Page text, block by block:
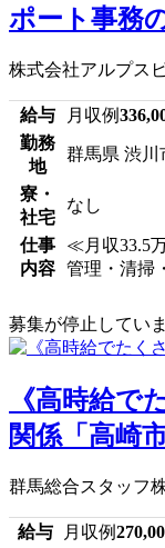
ポート事務
株式会社アルプス
給与 月収例
勤務
地
群馬県 渋川
寮・
社宅
なし
仕事
内容
≪月収33.5
管理・清掃
募集が停止してい
《高時給で
関係「高崎市
群馬総合スタッフ
給与 月収例